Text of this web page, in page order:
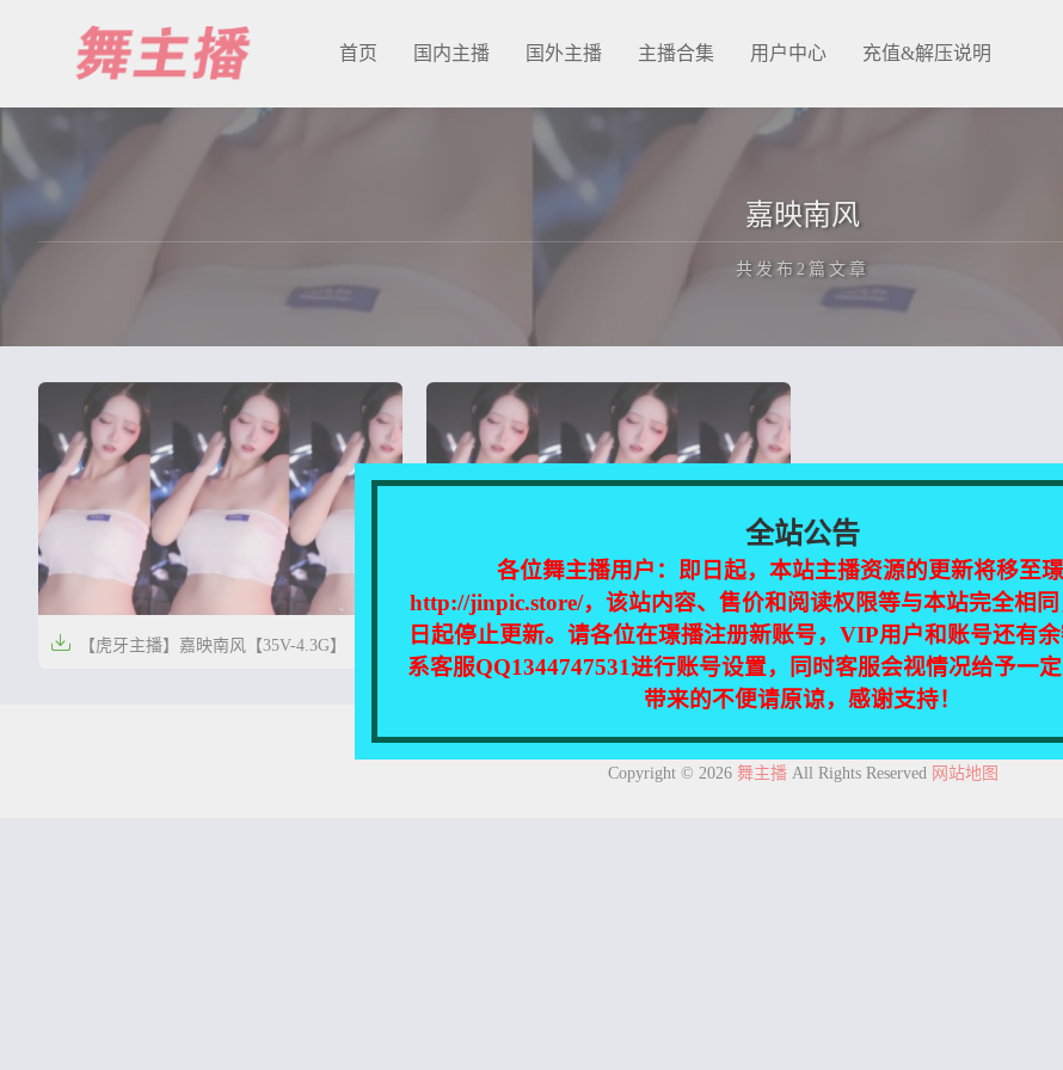
首页 国内主播 国外主播 主播合集 用户中心 充值&解压说明
最新发布
会员登陆
嘉映南风
共发布2篇文章
正在为您加载新内容
 【虎牙主播】嘉映南风【35V-4.3G】  【虎牙主播】嘉映南风【35V-4.3G】
 0  31
本站所有资源均收集自互联网，仅供个人欣赏交流，如不慎侵犯了您的权益，请联系我们
Copyright © 2026 舞主播All Rights Reserved 网站地图
全站公告
各位舞主播用户：即日起，本站主播资源的更新将移至璟
http://jinpic.store/，该站内容、售价和阅读权限等与本站完全相
日起停止更新。请各位在璟播注册新账号，VIP用户和账号还有
系客服QQ1344747531进行账号设置，同时客服会视情况给予一
带来的不便请原谅，感谢支持！